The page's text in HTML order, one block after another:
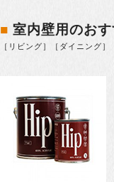
■ 室内壁用のお
［リビング］［ダイニング